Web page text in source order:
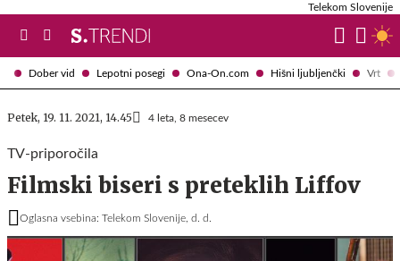
Dober vid Lepotni posegi Ona-On.com Hišni ljubljenčki Vrt
Telekom Slovenije
Petek, 19. 11. 2021, 14.45 4 leta, 8 mesecev
TV-priporočila
Filmski biseri s preteklih Liffov
Oglasna vsebina: Telekom Slovenije, d. d.